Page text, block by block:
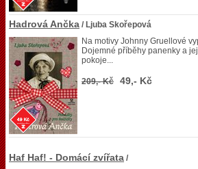
Hadrová Ančka / Ljuba Skořepová
Na motivy Johnny Gruellové
Dojemné příběhy panenky a
pokoje...
209,- Kč 49,- Kč
Haf Haf! - Domácí zvířata /